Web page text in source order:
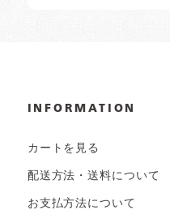
INFORMATION
カートを見る
配送方法・送料について
お支払方法について